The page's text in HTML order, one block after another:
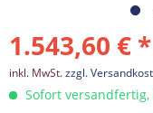
1.543,60 € *
inkl. MwSt.zzgl.
Sofort